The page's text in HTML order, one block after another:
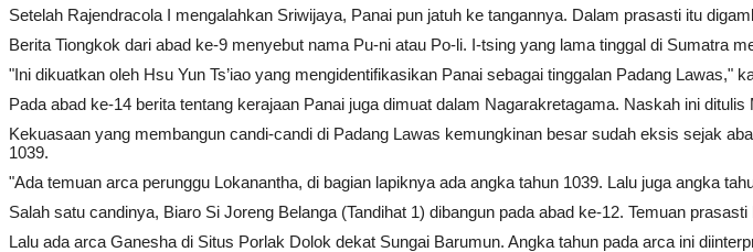
Setelah Rajendracola I mengalahkan Sriwijaya, Panai pun jatuh ke tangannya. Dalam prasasti itu
Berita Tiongkok dari abad ke-9 menyebut nama Pu-ni atau Po-li. I-tsing yang lama tinggal di Sumatra
"Ini dikuatkan oleh Hsu Yun Ts’iao yang mengidentifikasikan Panai sebagai tinggalan Padang Lawas,"
Pada abad ke-14 berita tentang kerajaan Panai juga dimuat dalam Nagarakretagama. Naskah ini
Kekuasaan yang membangun candi-candi di Padang Lawas kemungkinan besar sudah eksis sejak
1039.
"Ada temuan arca perunggu Lokanantha, di bagian lapiknya ada angka tahun 1039. Lalu juga angka
Salah satu candinya, Biaro Si Joreng Belanga (Tandihat 1) dibangun pada abad ke-12. Temuan
Lalu ada arca Ganesha di Situs Porlak Dolok dekat Sungai Barumun. Angka tahun pada arca ini